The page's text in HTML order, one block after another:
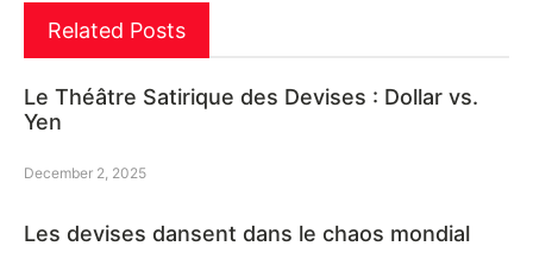
Related Posts
Le Théâtre Satirique des Devises : Dollar vs.
Yen
December 2, 2025
Les devises dansent dans le chaos mondial